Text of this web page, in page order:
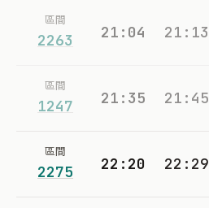
區間
2263 21:04 21:13
區間
1247 21:35 21:45
區間
2275 22:20 22:29